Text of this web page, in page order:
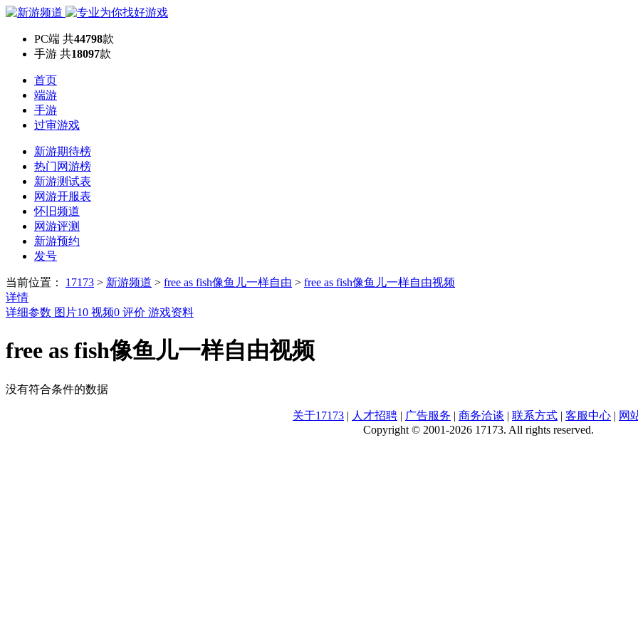
PC端 共44798款
手游 共18097款
首页
端游
手游
过审游戏
新游期待榜
热门网游榜
新游测试表
网游开服表
怀旧频道
网游评测
新游预约
发号
当前位置： 17173 > 新游频道 > free as fish像鱼儿一样自由 > free as fish像鱼儿一样自由视频
详情
详细参数 图片10 视频0 评价 游戏资料
free as fish像鱼儿一样自由视频
没有符合条件的数据
关于17173 | 人才招聘 | 广告服务 | 商务洽谈 | 联系方式 | 客服中心 | 网
Copyright © 2001-2026 17173. All rights reserved.